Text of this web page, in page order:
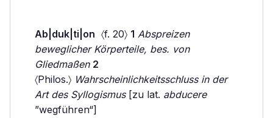
Ab|duk|ti|on 〈f. 20〉 1 Abspreizen
beweglicher Körperteile, bes. von
Gliedmaßen 2
〈Philos.〉 Wahrscheinlichkeitsschluss in der
Art des Syllogismus[zu lat. abducere
”wegführen“]